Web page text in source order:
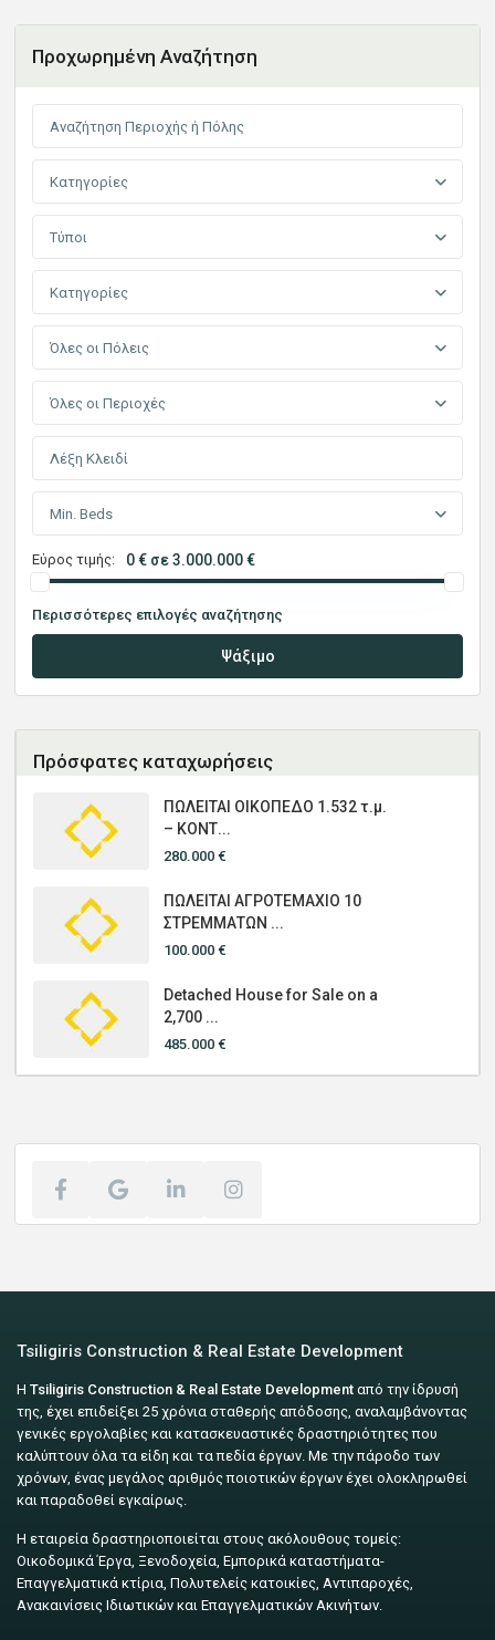
Προχωρημένη Αναζήτηση
Κατηγορίες
Τύποι
Κατηγορίες
Όλες οι Πόλεις
Όλες οι Περιοχές
Min. Beds
Εύρος τιμής: 0 € σε 3.000.000 €
Περισσότερες επιλογές αναζήτησης
Ψάξιμο
Πρόσφατες καταχωρήσεις
ΠΩΛΕΙΤΑΙ ΟΙΚΟΠΕΔΟ 1.532 τ.μ.
– ΚΟΝΤ...
280.000 €
ΠΩΛΕΙΤΑΙ ΑΓΡΟΤΕΜΑΧΙΟ 10
ΣΤΡΕΜΜΑΤΩΝ ...
100.000 €
Detached House for Sale on a
2,700 ...
485.000 €
Tsiligiris Construction & Real Estate Development
ΗTsiligiris Construction & Real Estate Development από την ίδρυσή
της, έχει επιδείξει 25 χρόνια σταθερής απόδοσης, αναλαμβάνοντας
γενικές εργολαβίες και κατασκευαστικές δραστηριότητες που
καλύπτουν όλα τα είδη και τα πεδία έργων. Με την πάροδο των
χρόνων, ένας μεγάλος αριθμός ποιοτικών έργων έχει ολοκληρωθεί
και παραδοθεί εγκαίρως.
Η εταιρεία δραστηριοποιείται στους ακόλουθους τομείς:
Οικοδομικά Έργα, Ξενοδοχεία, Εμπορικά καταστήματα-
Επαγγελματικά κτίρια, Πολυτελείς κατοικίες, Αντιπαροχές,
Ανακαινίσεις Ιδιωτικών και Επαγγελματικών Ακινήτων.